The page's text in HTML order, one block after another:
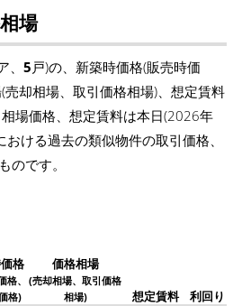
場
、 5戸)の、新築時価格(販売時価
却相場、取引価格相場)、想定賃料
場価格、想定賃料は本日(2026年
ける過去の類似物件の取引価格、
のです。
格
格、
格)
価格相場
(売却相場、取引価格
相場)
想定賃料 利回り